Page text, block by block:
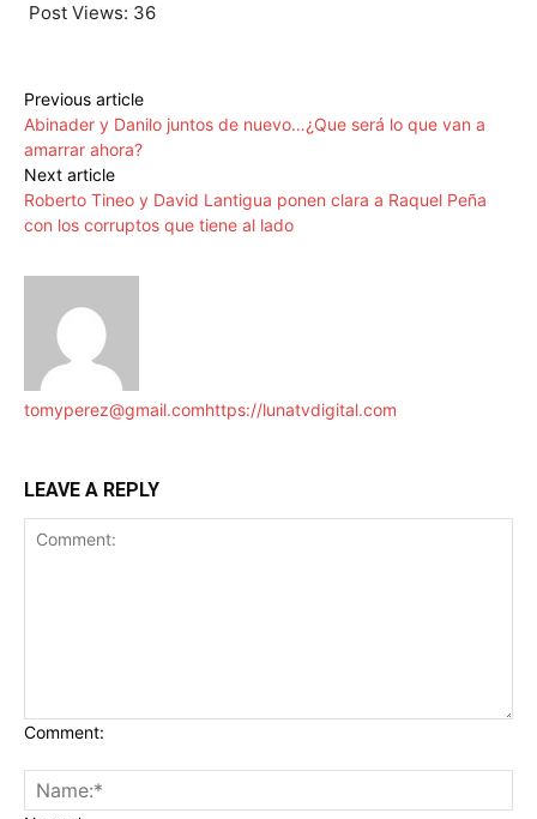
Post Views: 36
Previous article
Abinader y Danilo juntos de nuevo…¿Que será lo que van a
amarrar ahora?
Next article
Roberto Tineo y David Lantigua ponen clara a Raquel Peña
con los corruptos que tiene al lado
tomyperez@gmail.comhttps://lunatvdigital.com
LEAVE A REPLY
Comment: